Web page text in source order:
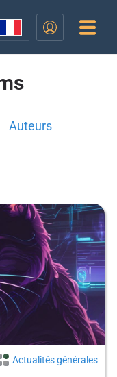
Auteurs
Actualités générales